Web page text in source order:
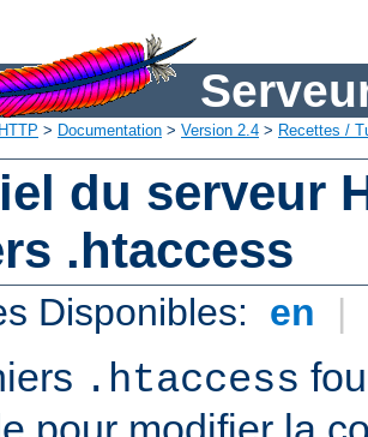
> Documentation > Version 2.4 > Recettes /
du serveur
.htaccess
Disponibles: en |
.htaccess